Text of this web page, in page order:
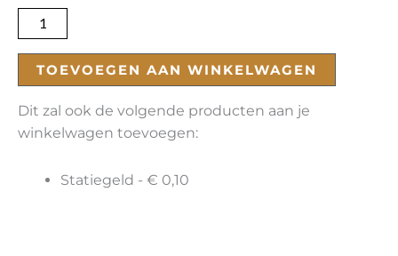
aantal
TOEVOEGEN AAN WINKELWAGEN
Dit zal ook de volgende producten aan je
winkelwagen toevoegen:
Statiegeld - € 0,10